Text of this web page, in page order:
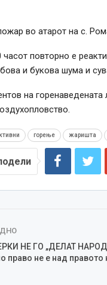
во атарот на с.
часот повторно е
и букова шума и
на горенаведената
горење жаришта
НЕ ГО „ДЕЛАТ
право не е над правото